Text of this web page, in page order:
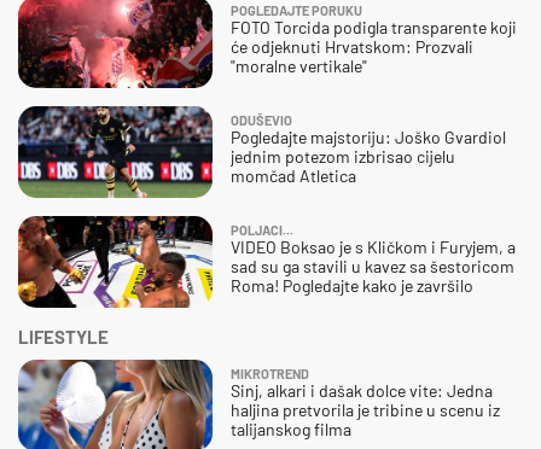
POGLEDAJTE PORUKU
FOTO Torcida podigla transparente koji
će odjeknuti Hrvatskom: Prozvali
"moralne vertikale"
ODUŠEVIO
Pogledajte majstoriju: Joško Gvardiol
jednim potezom izbrisao cijelu
momčad Atletica
POLJACI...
VIDEO Boksao je s Kličkom i Furyjem, a
sad su ga stavili u kavez sa šestoricom
Roma! Pogledajte kako je završilo
LIFESTYLE
MIKROTREND
Sinj, alkari i dašak dolce vite: Jedna
haljina pretvorila je tribine u scenu iz
talijanskog filma